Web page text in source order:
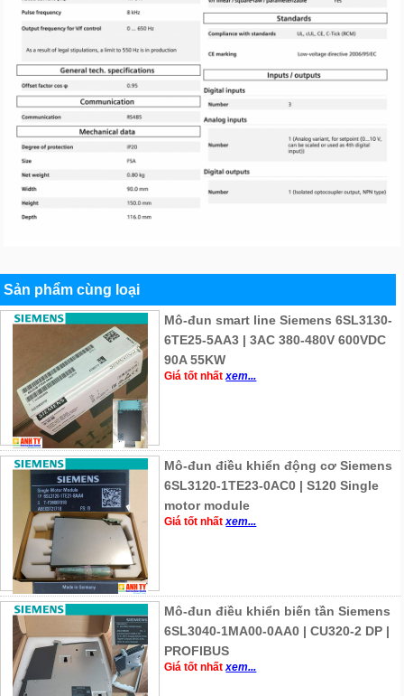
Sản phẩm cùng loại
Mô-đun smart line Siemens 6SL3130-
6TE25-5AA3 | 3AC 380-480V 600VDC
90A 55KW
Giá tốt nhấtxem...
Mô-đun điều khiển động cơ Siemens
6SL3120-1TE23-0AC0 | S120 Single
motor module
Giá tốt nhấtxem...
Mô-đun điều khiển biến tần Siemens
6SL3040-1MA00-0AA0 | CU320-2 DP |
PROFIBUS
Giá tốt nhấtxem...